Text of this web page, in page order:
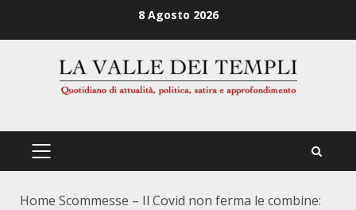
8 Agosto 2026
PRIMÄRES
Home Scommesse – Il Covid non ferma le combine: